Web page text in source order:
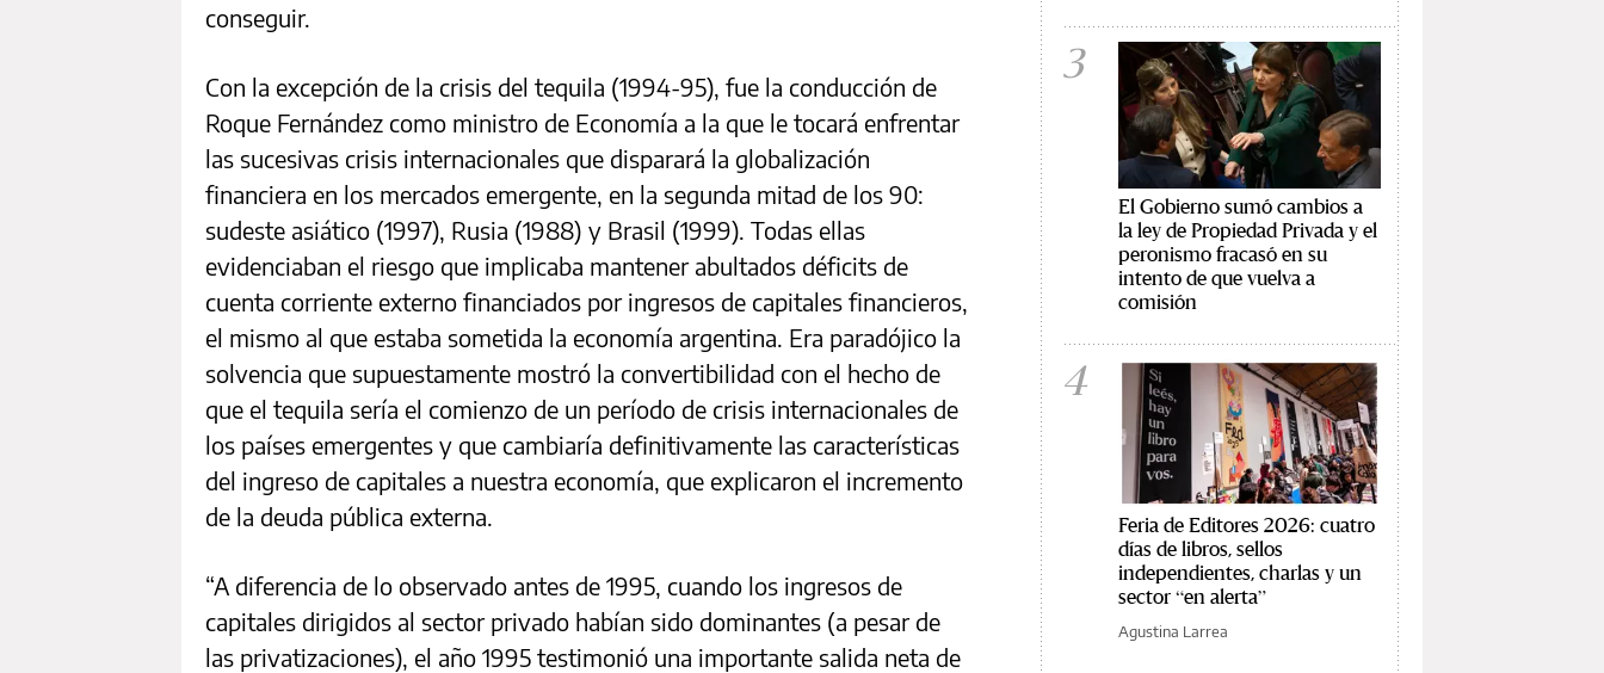
conseguir.
Con la excepción de la crisis del tequila (1994-95), fue la conducción de
Roque Fernández como ministro de Economía a la que le tocará enfrentar
las sucesivas crisis internacionales que disparará la globalización
financiera en los mercados emergente, en la segunda mitad de los 90:
sudeste asiático (1997), Rusia (1988) y Brasil (1999). Todas ellas
evidenciaban el riesgo que implicaba mantener abultados déficits de
cuenta corriente externo financiados por ingresos de capitales financieros,
el mismo al que estaba sometida la economía argentina. Era paradójico la
solvencia que supuestamente mostró la convertibilidad con el hecho de
que el tequila sería el comienzo de un período de crisis internacionales de
los países emergentes y que cambiaría definitivamente las características
del ingreso de capitales a nuestra economía, que explicaron el incremento
de la deuda pública externa.
“A diferencia de lo observado antes de 1995, cuando los ingresos de
capitales dirigidos al sector privado habían sido dominantes (a pesar de
las privatizaciones), el año 1995 testimonió una importante salida neta de
3
El Gobierno sumó cambios a
la ley de Propiedad Privada y el
peronismo fracasó en su
intento de que vuelva a
comisión
4
Feria de Editores 2026: cuatro
días de libros, sellos
independientes, charlas y un
sector “en alerta”
Agustina Larrea